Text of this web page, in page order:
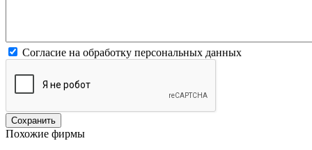
Согласие на обработку персональных данных
Похожие фирмы